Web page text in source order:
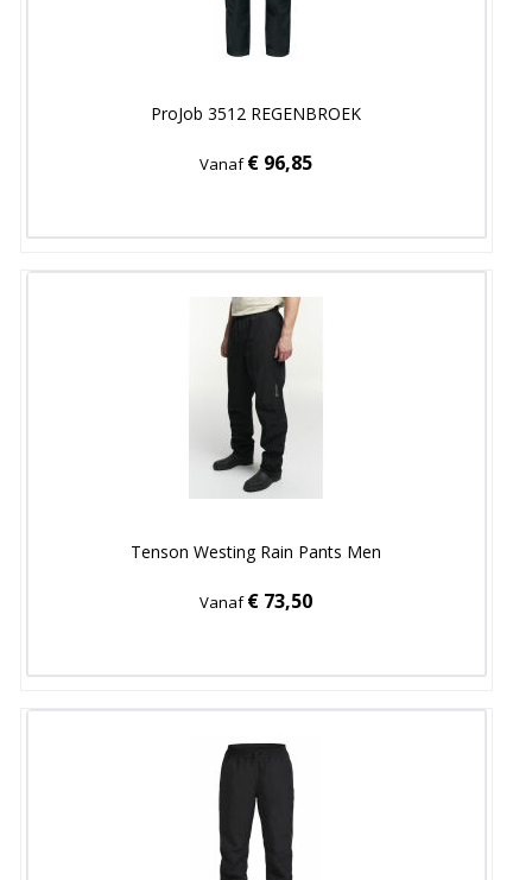
ProJob 3512 REGENBROEK
Vanaf€ 96,85
Tenson Westing Rain Pants Men
Vanaf€ 73,50